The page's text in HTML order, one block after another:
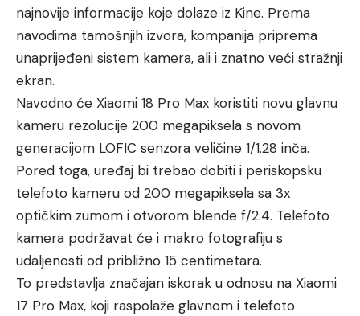
najnovije informacije koje dolaze iz Kine. Prema
navodima tamošnjih izvora, kompanija priprema
unaprijeđeni sistem kamera, ali i znatno veći stražnji
ekran.
Navodno će Xiaomi 18 Pro Max koristiti novu glavnu
kameru rezolucije 200 megapiksela s novom
generacijom LOFIC senzora veličine 1/1.28 inča.
Pored toga, uređaj bi trebao dobiti i periskopsku
telefoto kameru od 200 megapiksela sa 3x
optičkim zumom i otvorom blende f/2.4. Telefoto
kamera podržavat će i makro fotografiju s
udaljenosti od približno 15 centimetara.
To predstavlja značajan iskorak u odnosu na Xiaomi
17 Pro Max, koji raspolaže glavnom i telefoto